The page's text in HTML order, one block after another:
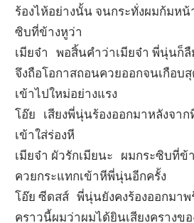
ร้องไห้อย่างนั้น จนกระทั่งผมก้มห
ซิบที่ข้างหูว่า
เมียจ๋า พอสิ้นคำว่าเมียจ๋า พี่นุ่นก็
จึงถือโอกาสถอนควยออกจนเกือบ
เข้าไปใหม่อย่างแรง
โอ๊ย เสียงพี่นุ่นร้องออกมาหลังจา
เข้าใส่ร่องหี
เมียจ๋า ผัวรักเมียนะ ผมกระซิบที่
ควยกระแทกเข้าหีพี่นุ่นอีกครั้ง
โอ๊ย ซีดสส์ พี่นุ่นยังคงร้องออกมา
คราวนี้ผมว่าผมได้ยินเสียงครางข